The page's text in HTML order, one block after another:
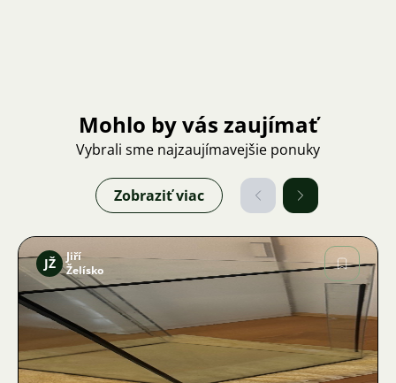
Mohlo by vás zaujímať
Vybrali sme najzaujímavejšie ponuky
Zobraziť viac
Obrázok
JŽ
Jiří
Želísko